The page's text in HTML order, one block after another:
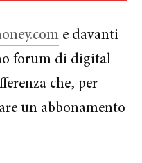
e davanti
forum di digital
che, per
un abbonamento